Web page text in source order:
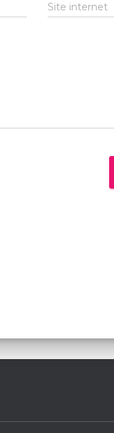
Site internet